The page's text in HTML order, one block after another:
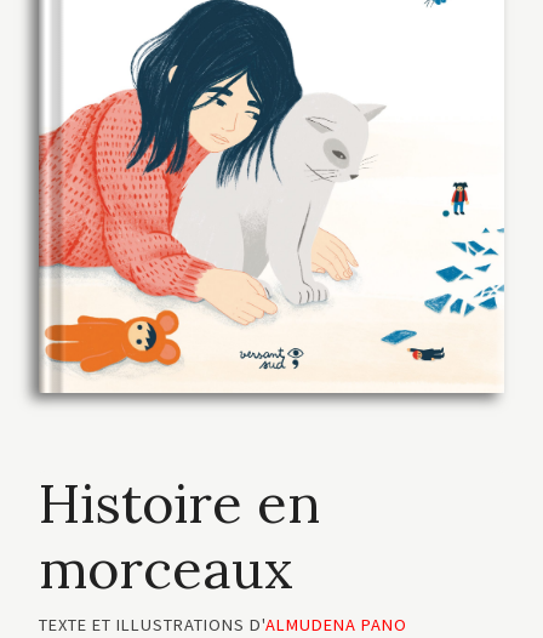
Histoire en
morceaux
TEXTE ET ILLUSTRATIONS D'ALMUDENA PANO